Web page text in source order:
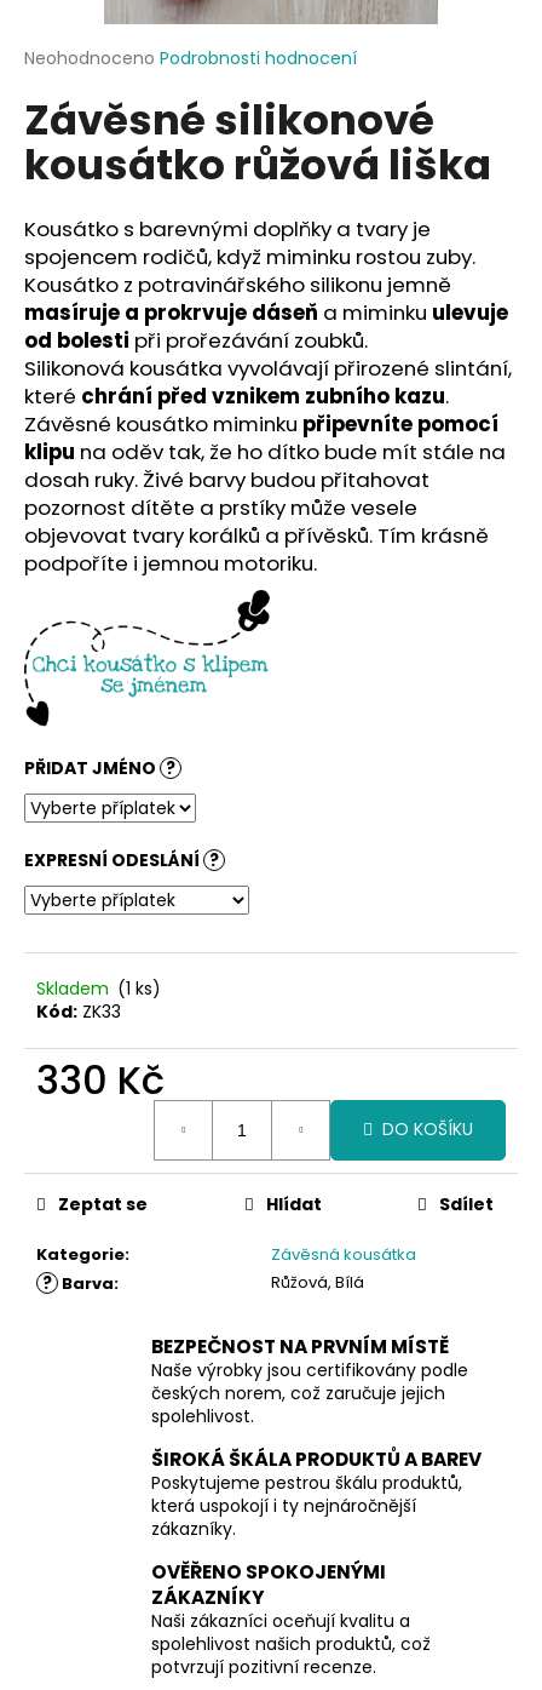
Průměrné
produktu
je
0,0
hvězdiček.
Neohodnoceno Podrobnosti hodnocení
Závěsné silikonové
kousátko růžová liška
Kousátko s barevnými doplňky a tvary je
spojencem rodičů, když miminku rostou zuby.
Kousátko z potravinářského silikonu jemně
masíruje a prokrvuje dáseň a miminku ulevuje
od bolesti při prořezávání zoubků.
Silikonová kousátka vyvolávají přirozené slintání,
které chrání před vznikem zubního kazu.
Závěsné kousátko miminku připevníte pomocí
klipu na oděv tak, že ho dítko bude mít stále na
dosah ruky. Živé barvy budou přitahovat
pozornost dítěte a prstíky může vesele
objevovat tvary korálků a přívěsků. Tím krásně
podpoříte i jemnou motoriku.
PŘIDAT JMÉNO ?
EXPRESNÍ ODESLÁNÍ ?
Skladem (1 ks)
Kód: ZK33
330 Kč
DO KOŠÍKU
Kategorie: Závěsná kousátka
? Barva: Růžová, Bílá
Zeptat se Hlídat Sdílet
BEZPEČNOST NA PRVNÍM MÍSTĚ
Naše výrobky jsou certifikovány podle
českých norem, což zaručuje jejich
spolehlivost.
ŠIROKÁ ŠKÁLA PRODUKTŮ A BAREV
Poskytujeme pestrou škálu produktů,
která uspokojí i ty nejnáročnější
zákazníky.
OVĚŘENO SPOKOJENÝMI
ZÁKAZNÍKY
Naši zákazníci oceňují kvalitu a
spolehlivost našich produktů, což
potvrzují pozitivní recenze.
j
t
?
HLEDAT
D
o
p
o
r
u
č
u
m
e